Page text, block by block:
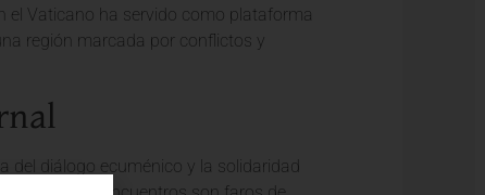
el Vaticano ha servido como plataforma
región marcada por conflictos y
del diálogo ecuménico y la solidaridad